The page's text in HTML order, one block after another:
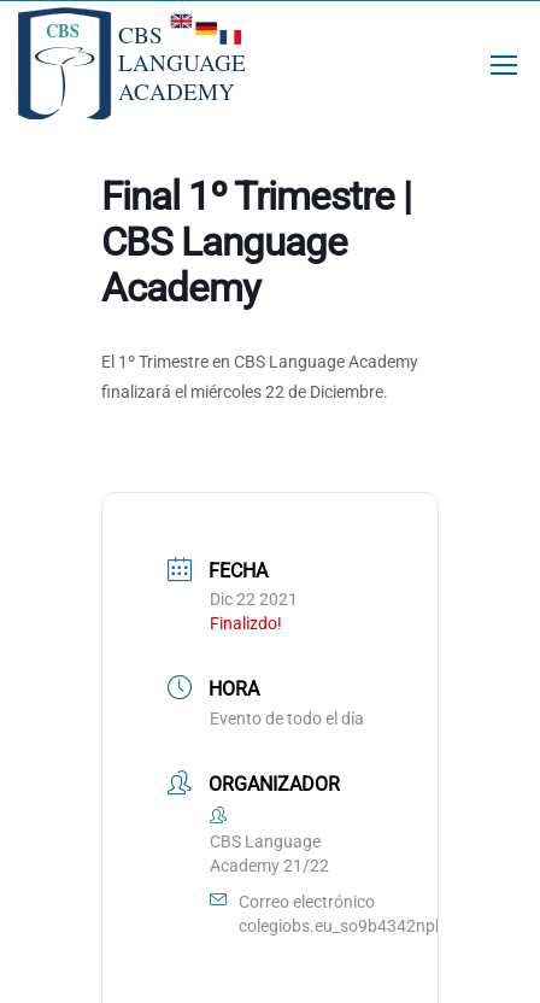
Final 1º Trimestre |
CBS Language
Academy
El 1º Trimestre en CBS Language Academy
finalizará el miércoles 22 de Diciembre.
FECHA
Dic 22 2021
Finalizdo!
HORA
Evento de todo el día
ORGANIZADOR
CBS Language
Academy 21/22
Correo electrónico